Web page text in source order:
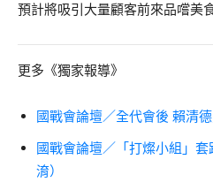
預計將吸引大量顧客前來品嚐美
更多《獨家報導》
國戰會論壇／全代會後 賴清
國戰會論壇／「打燦小組」
淯）